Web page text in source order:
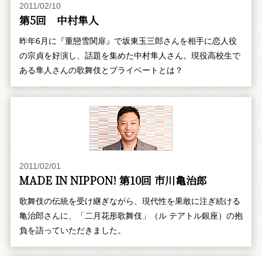
2011/02/10
第5回 中村隼人
昨年6月に『重戀雪関扉』で坂東玉三郎さんを相手に恋人役
の宗貞を好演し、話題を集めた中村隼人さん。現役高校生で
ある隼人さんの歌舞伎とプライベートとは？
2011/02/01
MADE IN NIPPON! 第10回 市川亀治郎
歌舞伎の伝統を受け継ぎながら、現代性を果敢に注ぎ続ける
亀治郎さんに、「二月花形歌舞伎」（ル テアトル銀座）の抱
負を語っていただきました。